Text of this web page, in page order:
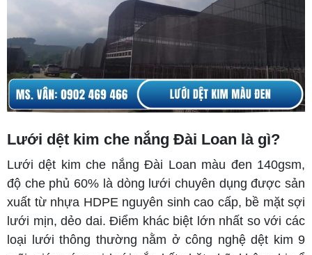
Lưới dệt kim che nắng Đài Loan là gì?
Lưới dệt kim che nắng Đài Loan màu đen 140gsm,
độ che phủ 60% là dòng lưới chuyên dụng được sản
xuất từ nhựa HDPE nguyên sinh cao cấp, bề mặt sợi
lưới mịn, dẻo dai. Điểm khác biệt lớn nhất so với các
loại lưới thông thường nằm ở công nghệ dệt kim 9